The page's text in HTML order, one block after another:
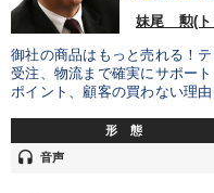
妹尾 勲(ト
御社の商品はもっと売れる！
受注、物流まで確実にサポー
ポイント、顧客の買わない理
形 態
headset 音声